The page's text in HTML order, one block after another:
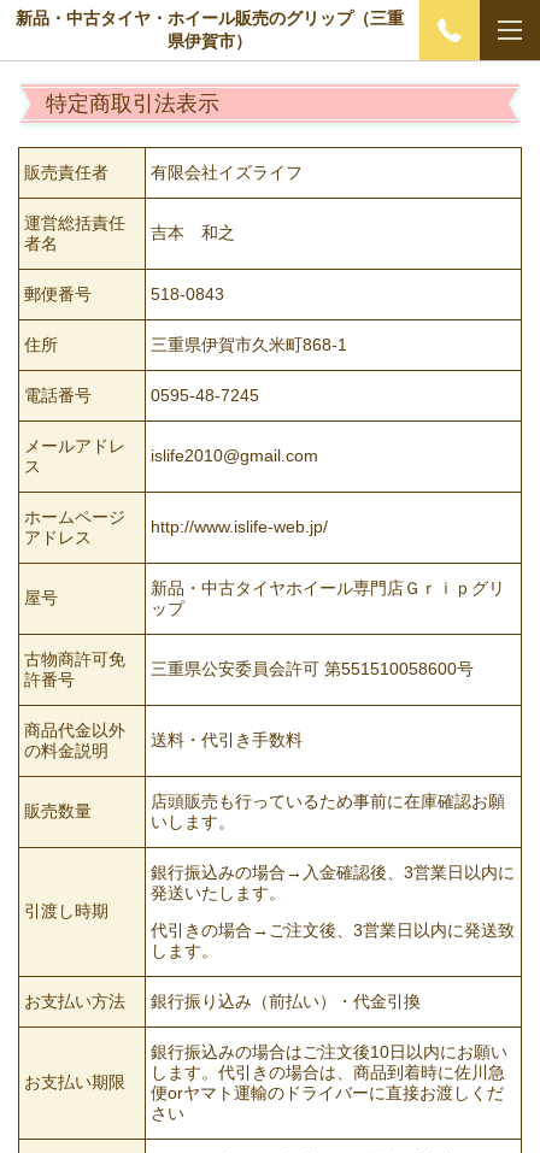
新品・中古タイヤ・ホイール販売のグリップ（三重
県伊賀市）
特定商取引法表示
販売責任者 有限会社イズライフ
運営総括責任
者名
吉本 和之
郵便番号 518-0843
住所 三重県伊賀市久米町868-1
電話番号 0595-48-7245
メールアドレ
ス
islife2010@gmail.com
ホームページ
アドレス
http://www.islife-web.jp/
屋号
新品・中古タイヤホイール専門店Ｇｒｉｐグリ
ップ
古物商許可免
許番号
三重県公安委員会許可 第551510058600号
商品代金以外
の料金説明
送料・代引き手数料
販売数量
店頭販売も行っているため事前に在庫確認お願
いします。
引渡し時期
銀行振込みの場合→入金確認後、3営業日以内に
発送いたします。
代引きの場合→ご注文後、3営業日以内に発送致
します。
お支払い方法 銀行振り込み（前払い）・代金引換
お支払い期限
銀行振込みの場合はご注文後10日以内にお願い
します。代引きの場合は、商品到着時に佐川急
便orヤマト運輸のドライバーに直接お渡しくだ
さい